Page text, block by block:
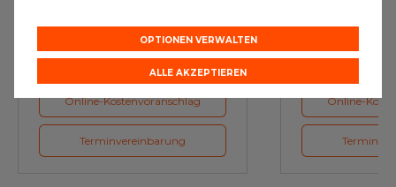
Online-Kostenvoranschlag
Terminvereinbarung
Online-
OPTIONEN VERWALTEN
ALLE AKZEPTIEREN